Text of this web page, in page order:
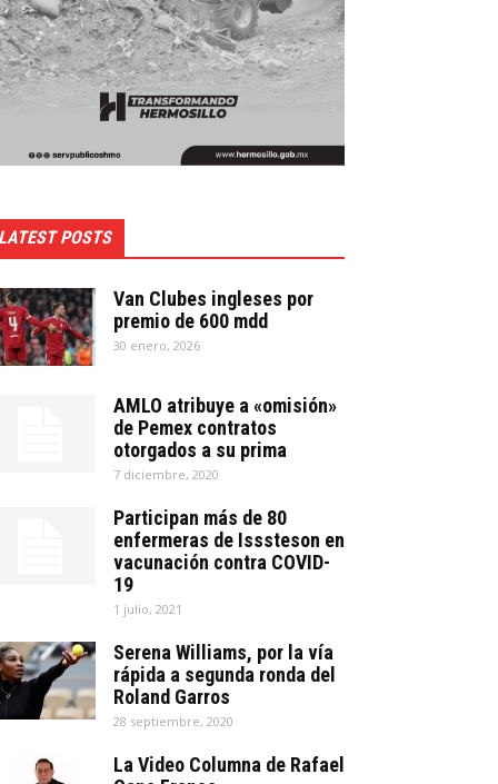
POSTS
Van Clubes ingleses por
premio de 600 mdd
30 enero, 2026
AMLO atribuye a «omisión»
de Pemex contratos
otorgados a su prima
7 diciembre, 2020
Participan más de 80
enfermeras de Isssteson en
vacunación contra COVID-
19
1 julio, 2021
Serena Williams, por la vía
rápida a segunda ronda del
Roland Garros
28 septiembre, 2020
La Video Columna de Rafael